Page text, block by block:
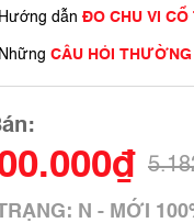
dẫn ĐO CHU VI CỔ
CÂU HỎI THƯỜNG
N - MỚI